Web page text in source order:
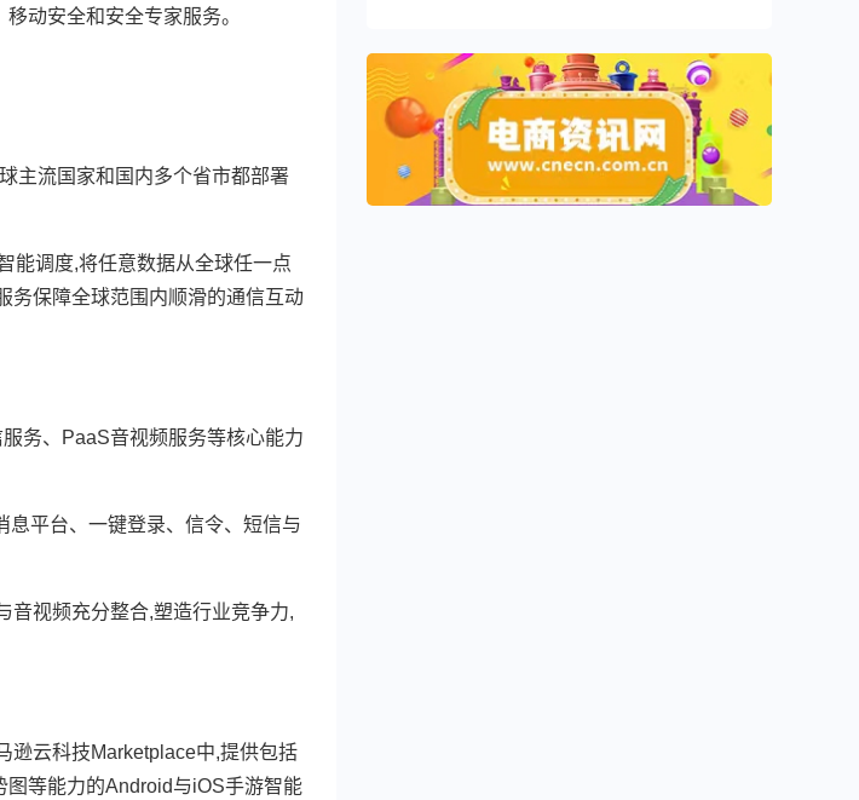
动安全和安全专家服务。
主流国家和国内多个省市都部署
调度,将任意数据从全球任一点
务保障全球范围内顺滑的通信互动
务、PaaS音视频服务等核心能力
平台、一键登录、信令、短信与
视频充分整合,塑造行业竞争力,
云科技Marketplace中,提供包括
等能力的Android与iOS手游智能